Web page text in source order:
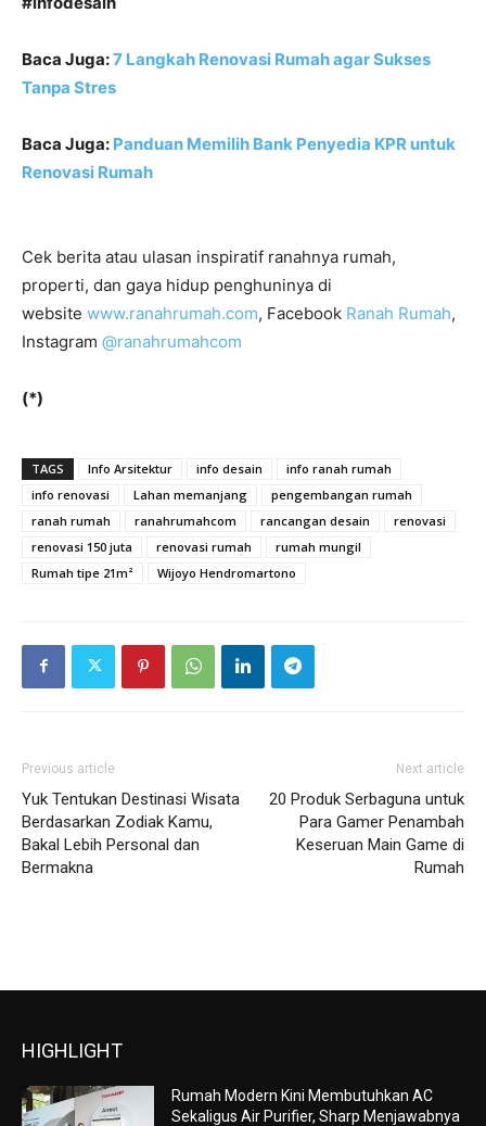
Baca Juga:7 Langkah Renovasi Rumah agar Sukses
Tanpa Stres
Baca Juga: Panduan Memilih Bank Penyedia KPR untuk
Renovasi Rumah
Cek berita atau ulasan inspiratif ranahnya rumah,
properti, dan gaya hidup penghuninya di
website www.ranahrumah.com, Facebook Ranah Rumah,
Instagram @ranahrumahcom
(*)
TAGS Info Arsitektur info desain
info ranah rumah
info renovasi
Lahan memanjang
pengembangan rumah
ranah rumah
ranahrumahcom rancangan desain
renovasi
renovasi 150 juta
renovasi rumah
rumah mungil
Rumah tipe 21m²
Wijoyo Hendromartono
Previous article
Yuk Tentukan Destinasi Wisata
Berdasarkan Zodiak Kamu,
Bakal Lebih Personal dan
Bermakna
Next article
20 Produk Serbaguna untuk
Para Gamer Penambah
Keseruan Main Game di
Rumah
HIGHLIGHT
Rumah Modern Kini Membutuhkan AC
Sekaligus Air Purifier, Sharp Menjawabnya